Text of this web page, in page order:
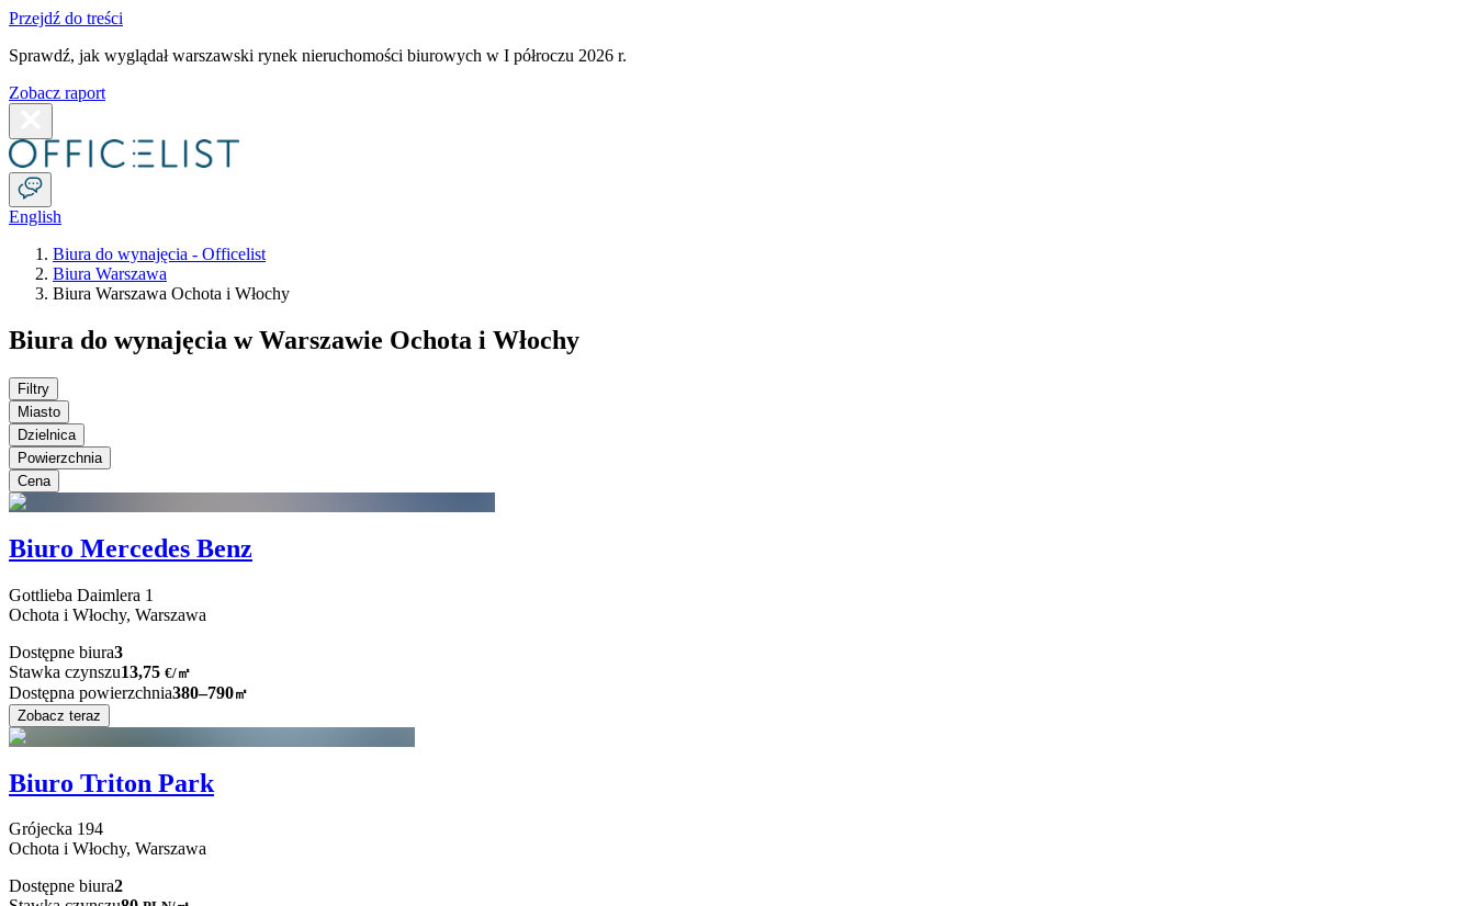
Przejdź do treści
Sprawdź, jak wyglądał warszawski rynek nieruchomości biurowych w I półroczu 2026 r.
Zobacz raport
English
Biura do wynajęcia - Officelist
Biura Warszawa
Biura Warszawa Ochota i Włochy
Biura do wynajęcia w Warszawie Ochota i Włochy
Filtry
Miasto
Dzielnica
Powierzchnia
Cena
Biuro Mercedes Benz
Gottlieba Daimlera 1
Ochota i Włochy, Warszawa
Dostępne biura3
Stawka czynszu13,75 €/㎡
Dostępna powierzchnia380–790㎡
Zobacz teraz
Biuro Triton Park
Grójecka 194
Ochota i Włochy, Warszawa
Dostępne biura2